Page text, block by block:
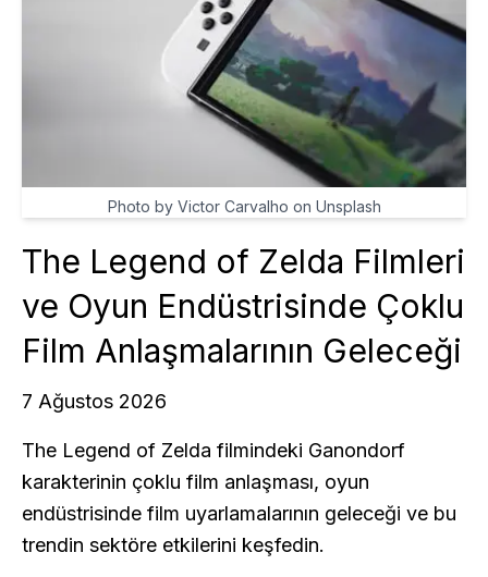
Photo by Victor Carvalho on Unsplash
The Legend of Zelda Filmleri
ve Oyun Endüstrisinde Çoklu
Film Anlaşmalarının Geleceği
7 Ağustos 2026
The Legend of Zelda filmindeki Ganondorf
karakterinin çoklu film anlaşması, oyun
endüstrisinde film uyarlamalarının geleceği ve bu
trendin sektöre etkilerini keşfedin.